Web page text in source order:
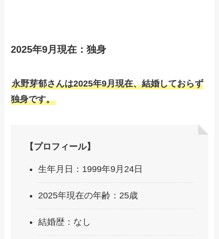
2025年9月現在：独身
永野芽郁さんは2025年9月現在、結婚しておらず
独身です。
【プロフィール】
生年月日：1999年9月24日
2025年現在の年齢：25歳
結婚歴：なし